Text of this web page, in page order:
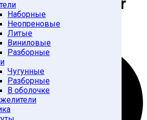
Наборные
Неопреновые
Литые
Виниловые
Разборные
Чугунные
Разборные
В оболочке